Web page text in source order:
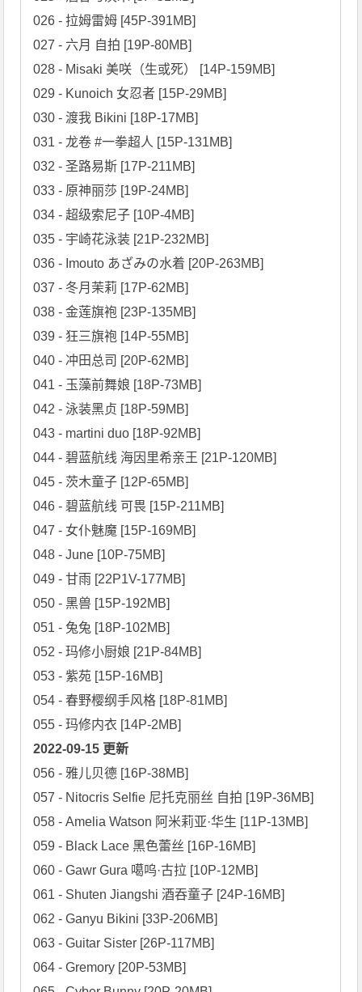
026 - 拉姆雷姆 [45P-391MB]
027 - 六月 自拍 [19P-80MB]
028 - Misaki 美咲（生或死） [14P-159MB]
029 - Kunoich 女忍者 [15P-29MB]
030 - 渡我 Bikini [18P-17MB]
031 - 龙卷 #一拳超人 [15P-131MB]
032 - 圣路易斯 [17P-211MB]
033 - 原神丽莎 [19P-24MB]
034 - 超级索尼子 [10P-4MB]
035 - 宇崎花泳装 [21P-232MB]
036 - Imouto あざみの水着 [20P-263MB]
037 - 冬月茉莉 [17P-62MB]
038 - 金莲旗袍 [23P-135MB]
039 - 狂三旗袍 [14P-55MB]
040 - 冲田总司 [20P-62MB]
041 - 玉藻前舞娘 [18P-73MB]
042 - 泳装黑贞 [18P-59MB]
043 - martini duo [18P-92MB]
044 - 碧蓝航线 海因里希亲王 [21P-120MB]
045 - 茨木童子 [12P-65MB]
046 - 碧蓝航线 可畏 [15P-211MB]
047 - 女仆魅魔 [15P-169MB]
048 - June [10P-75MB]
049 - 甘雨 [22P1V-177MB]
050 - 黑兽 [15P-192MB]
051 - 兔兔 [18P-102MB]
052 - 玛修小厨娘 [21P-84MB]
053 - 紫苑 [15P-16MB]
054 - 春野樱纲手风格 [18P-81MB]
2022-09-15 更新
056 - 雅儿贝德 [16P-38MB]
057 - Nitocris Selfie 尼托克丽丝 自拍 [19P-36MB]
058 - Amelia Watson 阿米莉亚·华生 [11P-13MB]
059 - Black Lace 黑色蕾丝 [16P-16MB]
060 - Gawr Gura 噶呜·古拉 [10P-12MB]
061 - Shuten Jiangshi 酒吞童子 [24P-16MB]
062 - Ganyu Bikini [33P-206MB]
063 - Guitar Sister [26P-117MB]
064 - Gremory [20P-53MB]